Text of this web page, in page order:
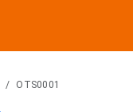
/ OTS0001